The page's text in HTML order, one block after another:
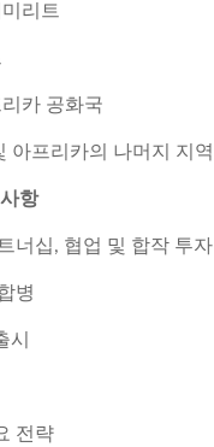
리트
카 공화국
아프리카의 나머지 지역
항
너십, 협업 및 합작 투자
병
시
전략